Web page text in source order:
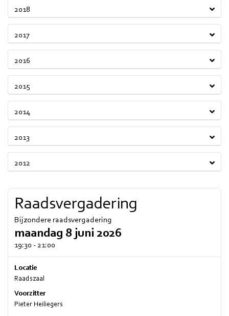
2018
2017
2016
2015
2014
2013
2012
Raadsvergadering
Bijzondere raadsvergadering
maandag 8 juni 2026
19:30 - 21:00
Locatie
Raadszaal
Voorzitter
Pieter Heiliegers